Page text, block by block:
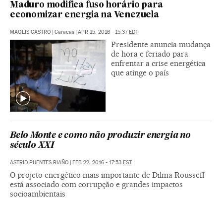
Maduro modifica fuso horário para
economizar energia na Venezuela
MAOLIS CASTRO | Caracas | APR 15, 2016 - 15:37EDT
Presidente anuncia mudança
de hora e feriado para
enfrentar a crise energética
que atinge o país
Belo Monte e como não produzir energia no
século XXI
ASTRID PUENTES RIAÑO | FEB 22, 2016 - 17:53 EST
O projeto energético mais importante de Dilma Rousseff
está associado com corrupção e grandes impactos
socioambientais